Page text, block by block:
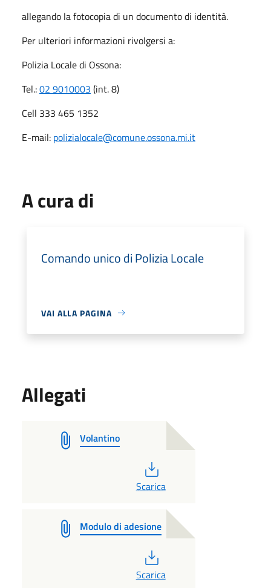
allegando la fotocopia di un documento di identità.
Per ulteriori informazioni rivolgersi a:
Polizia Locale di Ossona:
Tel.:02 9010003 (int. 8)
Cell 333 465 1352
E-mail: polizialocale@comune.ossona.mi.it
A cura di
Comando unico di Polizia Locale
VAI ALLA PAGINA
Allegati
Volantino
Scarica
Modulo di adesione
Scarica